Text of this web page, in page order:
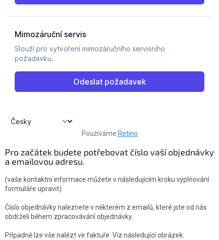
Používáme Retino
Pro začátek budete potřebovat číslo vaší objednávky
a emailovou adresu.
(vaše kontaktní informace můžete v následujícím kroku vyplňování
formuláře upravit)
Číslo objednávky naleznete v některém z emailů, které jste od nás
obdrželi během zpracovávání objednávky.
Případně lze vše nalézt ve faktuře. Viz následující obrázek: